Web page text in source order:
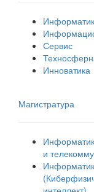
Сервис
Инноватика
Магистратура
и